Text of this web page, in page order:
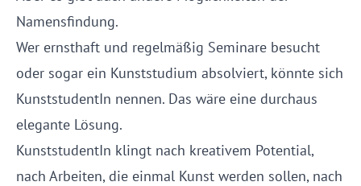
Namensfindung.
Wer ernsthaft und regelmäßig Seminare besucht
oder sogar ein Kunststudium absolviert, könnte sich
KunststudentIn nennen. Das wäre eine durchaus
elegante Lösung.
KunststudentIn klingt nach kreativem Potential,
nach Arbeiten, die einmal Kunst werden sollen, nach